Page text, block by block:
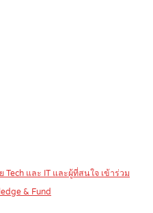
และ IT และผู้ที่สนใจ เข้าร่วม
& Fund